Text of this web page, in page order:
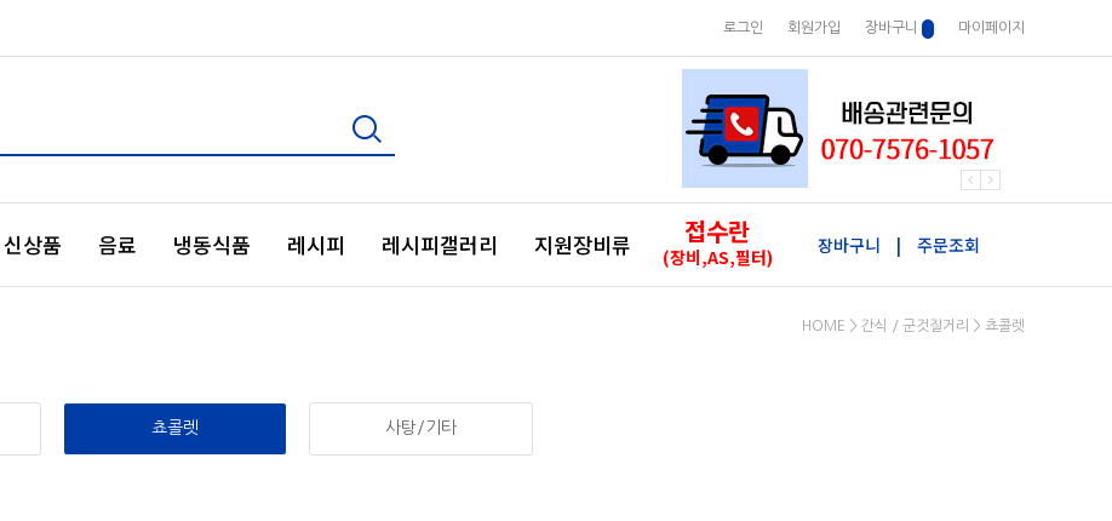
로그인 회원가입 장바구니 마이페이지
신상품 음료 냉동식품 레시피 레시피갤러리 지원장비류 접수란
(장비,AS,필터) 장바구니 | 주문조회
HOME > 간식 / 군것질거리 > 쵸콜렛
쵸콜렛 사탕/기타